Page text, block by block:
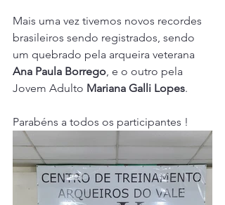
Mais uma vez tivemos novos recordes
brasileiros sendo registrados, sendo
um quebrado pela arqueira veterana
Ana Paula Borrego , e o outro pela
Jovem Adulto Mariana Galli Lopes.
Parabéns a todos os participantes !